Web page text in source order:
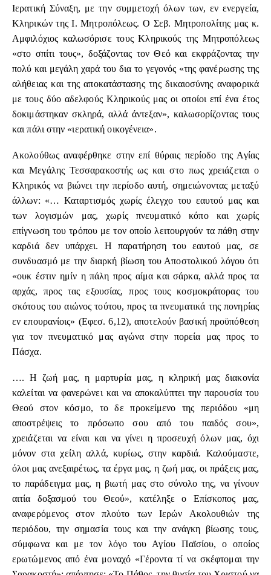
Ιερατική Σύναξη, με την συμμετοχή όλων των, εν ενεργεία,
Κληρικών της Ι. Μητροπόλεως. Ο Σεβ. Μητροπολίτης μας κ.
Αμφιλόχιος καλωσόρισε τους Κληρικούς της Μητροπόλεως
«στο σπίτι τους», δοξάζοντας τον Θεό και εκφράζοντας την
πολύ και μεγάλη χαρά του δια το γεγονός «της φανέρωσης της
αλήθειας και της αποκατάστασης της δικαιοσύνης αναφορικά
με τους δύο αδελφούς Κληρικούς μας οι οποίοι επί ένα έτος
δοκιμάστηκαν σκληρά, αλλά άντεξαν», καλωσορίζοντας τους
και πάλι στην «ιερατική οικογένεια».
Ακολούθως αναφέρθηκε στην επί θύραις περίοδο της Αγίας
και Μεγάλης Τεσσαρακοστής ως και στο πως χρειάζεται ο
Κληρικός να βιώνει την περίοδο αυτή, σημειώνοντας μεταξύ
άλλων: «… Καταρτισμός χωρίς έλεγχο του εαυτού μας και
των λογισμών μας, χωρίς πνευματικό κόπο και χωρίς
επίγνωση του τρόπου με τον οποίο λειτουργούν τα πάθη στην
καρδιά δεν υπάρχει. Η παρατήρηση του εαυτού μας, σε
συνδυασμό με την διαρκή βίωση του Αποστολικού λόγου ότι
«ουκ έστιν ημίν η πάλη προς αίμα και σάρκα, αλλά προς τα
αρχάς, προς τας εξουσίας, προς τους κοσμοκράτορας του
σκότους του αιώνος τούτου, προς τα πνευματικά της πονηρίας
εν επουρανίοις» (Εφεσ. 6,12), αποτελούν βασική προϋπόθεση
για τον πνευματικό μας αγώνα στην πορεία μας προς το
Πάσχα.
…. Η ζωή μας, η μαρτυρία μας, η κληρική μας διακονία
καλείται να φανερώνει και να αποκαλύπτει την παρουσία του
Θεού στον κόσμο, το δε προκείμενο της περιόδου «μη
αποστρέψεις το πρόσωπο σου από του παιδός σου»,
χρειάζεται να είναι και να γίνει η προσευχή όλων μας, όχι
μόνον στα χείλη αλλά, κυρίως, στην καρδιά. Καλούμαστε,
όλοι μας ανεξαιρέτως, τα έργα μας, η ζωή μας, οι πράξεις μας,
το παράδειγμα μας, η βιωτή μας στο σύνολο της, να γίνουν
αιτία δοξασμού του Θεού», κατέληξε ο Επίσκοπος μας,
αναφερόμενος στον πλούτο των Ιερών Ακολουθιών της
περιόδου, την σημασία τους και την ανάγκη βίωσης τους,
σύμφωνα και με τον λόγο του Αγίου Παϊσίου, ο οποίος
ερωτώμενος από ένα μοναχό «Γέροντα τί να σκέφτομαι την